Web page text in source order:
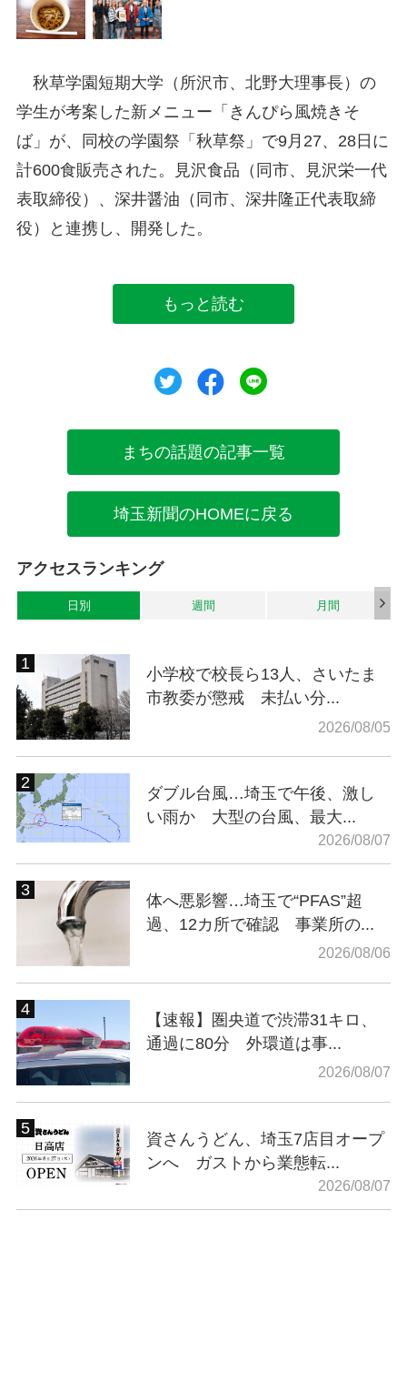
秋草学園短期大学（所沢市、北野大理事長）の
学生が考案した新メニュー「きんぴら風焼きそ
ば」が、同校の学園祭「秋草祭」で9月27、28日に
計600食販売された。見沢食品（同市、見沢栄一代
表取締役）、深井醤油（同市、深井隆正代表取締
役）と連携し、開発した。
もっと読む
ツイートシェア
まちの話題の記事一覧
埼玉新聞のHOMEに戻る
アクセスランキング
日別 週間 月間
小学校で校長ら13人、さいたま
市教委が懲戒 未払い分...
2026/08/05
ダブル台風…埼玉で午後、激し
い雨か 大型の台風、最大...
2026/08/07
体へ悪影響…埼玉で“PFAS”超
過、12カ所で確認 事業所の...
2026/08/06
【速報】圏央道で渋滞31キロ、
通過に80分 外環道は事...
2026/08/07
資さんうどん、埼玉7店目オープ
ンへ ガストから業態転...
2026/08/07